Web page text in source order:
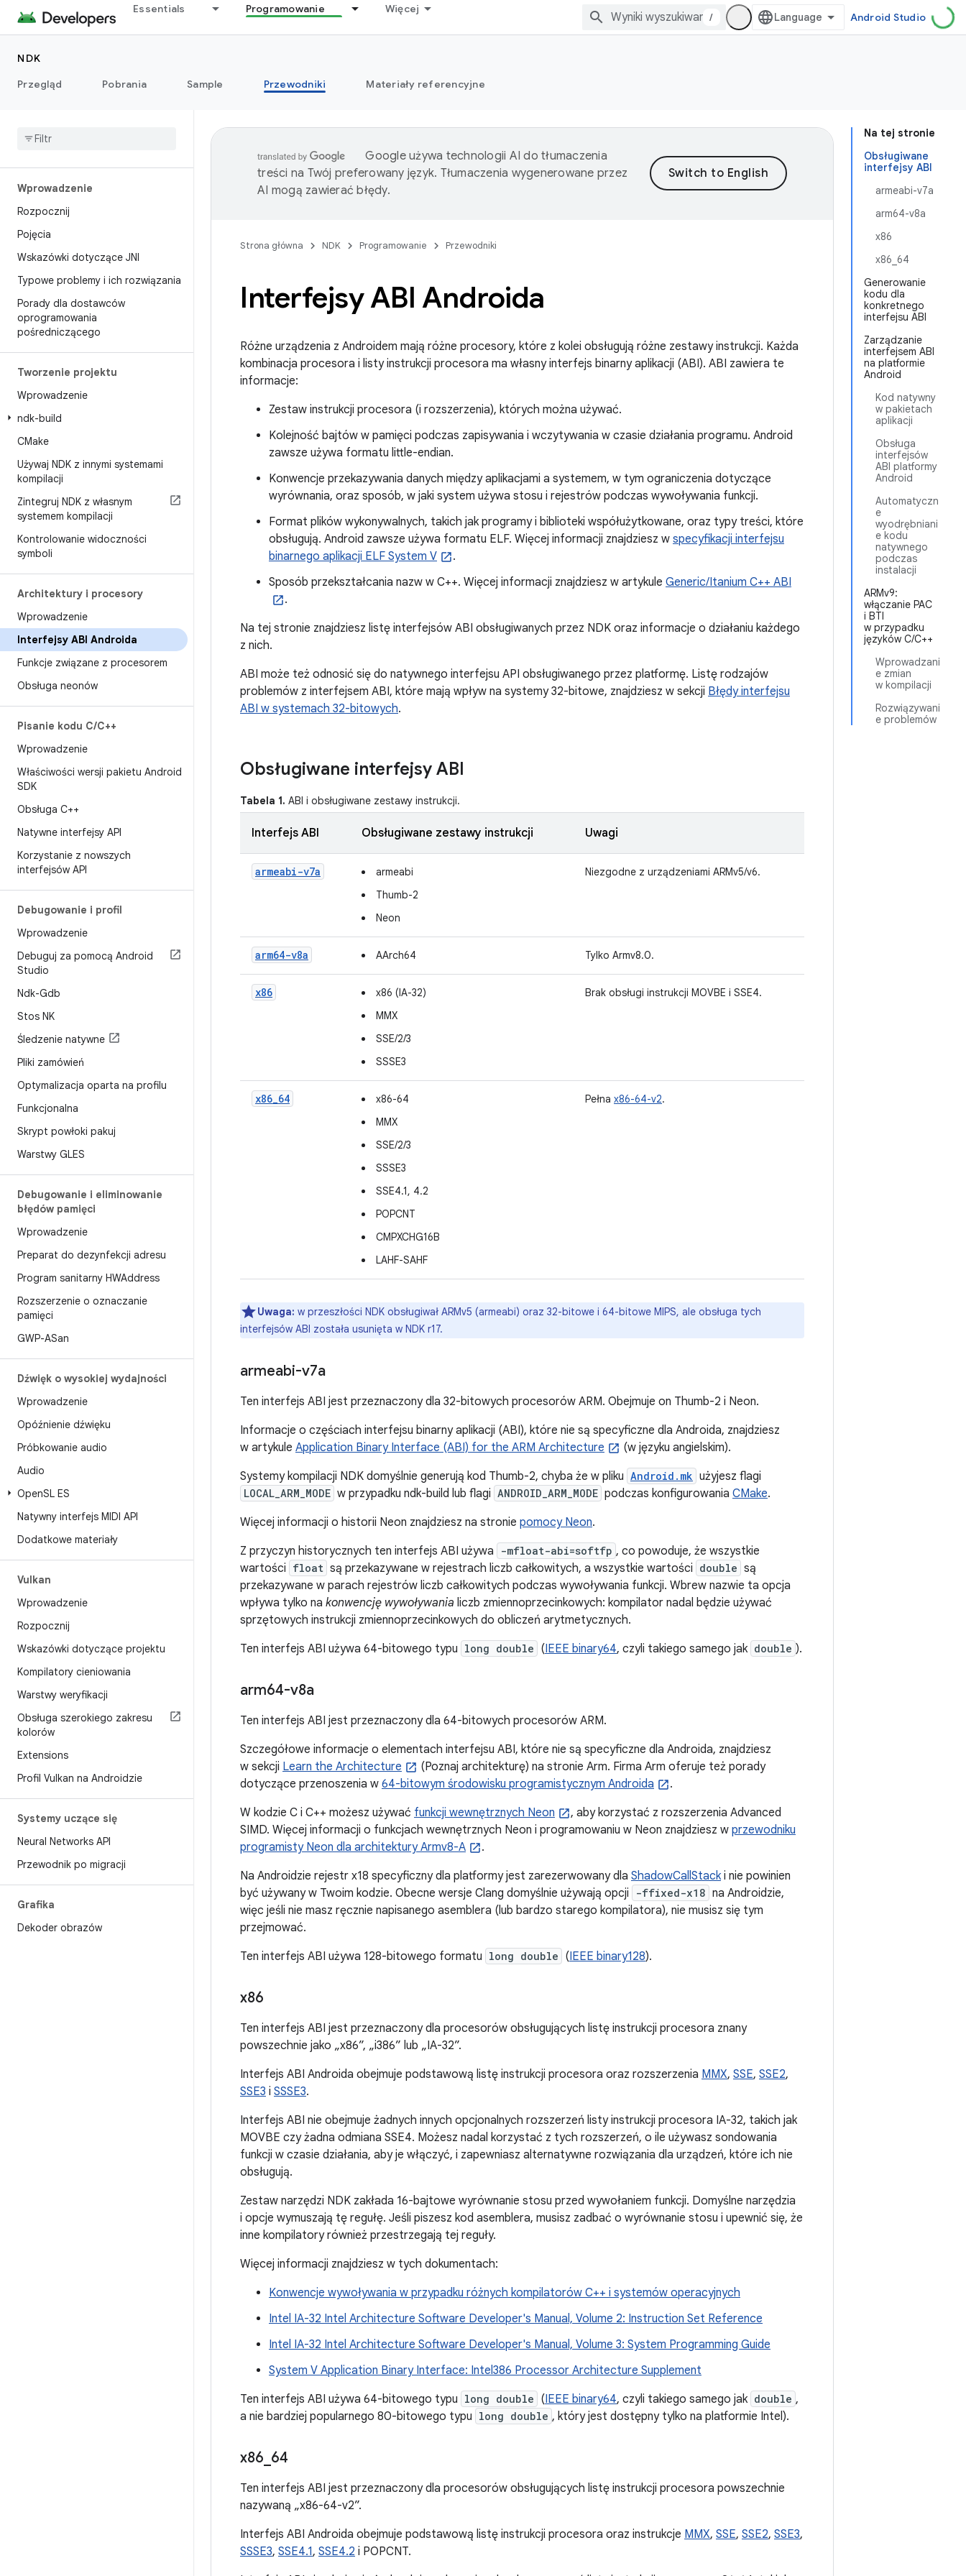
Essentials Programowanie Więcej
/ Android Studio
NDK
Przegląd
Pobrania Sample Przewodniki Materiały referencyjne
Wprowadzenie
Rozpocznij
Pojęcia
Wskazówki dotyczące JNI
Typowe problemy i ich rozwiązania
Porady dla dostawców
oprogramowania
pośredniczącego
Tworzenie projektu
Wprowadzenie
ndk-build
CMake
Używaj NDK z innymi systemami
kompilacji
Zintegruj NDK z własnym
systemem kompilacji
Kontrolowanie widoczności
symboli
Architektury i procesory
Wprowadzenie
Interfejsy ABI Androida
Funkcje związane z procesorem
Obsługa neonów
Pisanie kodu C/C++
Wprowadzenie
Właściwości wersji pakietu Android
SDK
Obsługa C++
Natywne interfejsy API
Korzystanie z nowszych
interfejsów API
Debugowanie i profil
Wprowadzenie
Debuguj za pomocą Android
Studio
Ndk-Gdb
Stos NK
Śledzenie natywne
Pliki zamówień
Optymalizacja oparta na profilu
Funkcjonalna
Skrypt powłoki pakuj
Warstwy GLES
Debugowanie i eliminowanie
błędów pamięci
Wprowadzenie
Preparat do dezynfekcji adresu
Program sanitarny HWAddress
Rozszerzenie o oznaczanie
pamięci
GWP-ASan
Dźwięk o wysokiej wydajności
Wprowadzenie
Opóźnienie dźwięku
Próbkowanie audio
Audio
OpenSL ES
Natywny interfejs MIDI API
Dodatkowe materiały
Vulkan
Wprowadzenie
Rozpocznij
Wskazówki dotyczące projektu
Kompilatory cieniowania
Warstwy weryfikacji
Obsługa szerokiego zakresu
kolorów
Extensions
Profil Vulkan na Androidzie
Systemy uczące się
Neural Networks API
Przewodnik po migracji
Grafika
Dekoder obrazów
Na tej stronie
Obsługiwane
interfejsy ABI
armeabi-v7a
arm64-v8a
x86
x86_64
Generowanie
kodu dla
konkretnego
interfejsu ABI
Zarządzanie
interfejsem ABI
na platformie
Android
Kod natywny
w pakietach
aplikacji
Obsługa
interfejsów
ABI platformy
Android
Automatyczn
e
wyodrębniani
e kodu
natywnego
podczas
instalacji
ARMv9:
włączanie PAC
i BTI
w przypadku
języków C/C++
Wprowadzani
e zmian
w kompilacji
Rozwiązywani
e problemów
Google używa technologii AI do tłumaczenia
treści na Twój preferowany język. Tłumaczenia wygenerowane przez
AI mogą zawierać błędy.
Strona główna NDK Programowanie Przewodniki
Interfejsy ABI Androida
Różne urządzenia z Androidem mają różne procesory, które z kolei obsługują różne zestawy instrukcji. Każda
kombinacja procesora i listy instrukcji procesora ma własny interfejs binarny aplikacji (ABI). ABI zawiera te
informacje:
Zestaw instrukcji procesora (i rozszerzenia), których można używać.
Kolejność bajtów w pamięci podczas zapisywania i wczytywania w czasie działania programu. Android
zawsze używa formatu little-endian.
Konwencje przekazywania danych między aplikacjami a systemem, w tym ograniczenia dotyczące
wyrównania, oraz sposób, w jaki system używa stosu i rejestrów podczas wywoływania funkcji.
Format plików wykonywalnych, takich jak programy i biblioteki współużytkowane, oraz typy treści, które
obsługują. Android zawsze używa formatu ELF. Więcej informacji znajdziesz w specyfikacji interfejsu
binarnego aplikacji ELF System V
.
Sposób przekształcania nazw w C++. Więcej informacji znajdziesz w artykule Generic/Itanium C++ ABI
.
Na tej stronie znajdziesz listę interfejsów ABI obsługiwanych przez NDK oraz informacje o działaniu każdego
z nich.
ABI może też odnosić się do natywnego interfejsu API obsługiwanego przez platformę. Listę rodzajów
problemów z interfejsem ABI, które mają wpływ na systemy 32-bitowe, znajdziesz w sekcji Błędy interfejsu
ABI w systemach 32-bitowych.
Obsługiwane interfejsy ABI
Tabela 1. ABI i obsługiwane zestawy instrukcji.
Interfejs ABI Obsługiwane zestawy instrukcji Uwagi
armeabi-v7a
armeabi
Thumb-2
Neon
Niezgodne z urządzeniami ARMv5/v6.
arm64-v8a AArch64 Tylko Armv8.0.
x86
x86 (IA-32)
MMX
SSE/2/3
SSSE3
Brak obsługi instrukcji MOVBE i SSE4.
x86_64
x86-64
MMX
SSE/2/3
SSSE3
SSE4.1, 4.2
POPCNT
CMPXCHG16B
LAHF-SAHF
Pełna x86-64-v2.
Uwaga: w przeszłości NDK obsługiwał ARMv5 (armeabi) oraz 32-bitowe i 64-bitowe MIPS, ale obsługa tych
interfejsów ABI została usunięta w NDK r17.
armeabi-v7a
Ten interfejs ABI jest przeznaczony dla 32-bitowych procesorów ARM. Obejmuje on Thumb-2 i Neon.
Informacje o częściach interfejsu binarny aplikacji (ABI), które nie są specyficzne dla Androida, znajdziesz
w artykule Application Binary Interface (ABI) for the ARM Architecture
(w języku angielskim).
Systemy kompilacji NDK domyślnie generują kod Thumb-2, chyba że w pliku Android.mk użyjesz flagi
LOCAL_ARM_MODE w przypadku ndk-build lub flagi ANDROID_ARM_MODE podczas konfigurowania CMake.
Więcej informacji o historii Neon znajdziesz na stronie pomocy Neon.
Z przyczyn historycznych ten interfejs ABI używa
-mfloat-abi=softfp , co powoduje, że wszystkie
wartości float są przekazywane w rejestrach liczb całkowitych, a wszystkie wartości double są
przekazywane w parach rejestrów liczb całkowitych podczas wywoływania funkcji. Wbrew nazwie ta opcja
wpływa tylko na konwencję wywoływania liczb zmiennoprzecinkowych: kompilator nadal będzie używać
sprzętowych instrukcji zmiennoprzecinkowych do obliczeń arytmetycznych.
Ten interfejs ABI używa 64-bitowego typu long double (IEEE binary64, czyli takiego samego jak double ).
arm64-v8a
Ten interfejs ABI jest przeznaczony dla 64-bitowych procesorów ARM.
Szczegółowe informacje o elementach interfejsu ABI, które nie są specyficzne dla Androida, znajdziesz
w sekcji Learn the Architecture
(Poznaj architekturę) na stronie Arm. Firma Arm oferuje też porady
dotyczące przenoszenia w 64-bitowym środowisku programistycznym Androida
.
W kodzie C i C++ możesz używać funkcji wewnętrznych Neon
, aby korzystać z rozszerzenia Advanced
SIMD. Więcej informacji o funkcjach wewnętrznych Neon i programowaniu w Neon znajdziesz w przewodniku
programisty Neon dla architektury Armv8-A
.
Na Androidzie rejestr x18 specyficzny dla platformy jest zarezerwowany dla ShadowCallStacki nie powinien
być używany w Twoim kodzie. Obecne wersje Clang domyślnie używają opcji
-ffixed-x18 na Androidzie,
więc jeśli nie masz ręcznie napisanego asemblera (lub bardzo starego kompilatora), nie musisz się tym
przejmować.
Ten interfejs ABI używa 128-bitowego formatu long double (IEEE binary128).
x86
Ten interfejs ABI jest przeznaczony dla procesorów obsługujących listę instrukcji procesora znany
powszechnie jako „x86”, „i386” lub „IA-32”.
Interfejs ABI Androida obejmuje podstawową listę instrukcji procesora oraz rozszerzenia MMX, SSE, SSE2,
SSE3 i SSSE3.
Interfejs ABI nie obejmuje żadnych innych opcjonalnych rozszerzeń listy instrukcji procesora IA-32, takich jak
MOVBE czy żadna odmiana SSE4. Możesz nadal korzystać z tych rozszerzeń, o ile używasz sondowania
funkcji w czasie działania, aby je włączyć, i zapewniasz alternatywne rozwiązania dla urządzeń, które ich nie
obsługują.
Zestaw narzędzi NDK zakłada 16-bajtowe wyrównanie stosu przed wywołaniem funkcji. Domyślne narzędzia
i opcje wymuszają tę regułę. Jeśli piszesz kod asemblera, musisz zadbać o wyrównanie stosu i upewnić się, że
inne kompilatory również przestrzegają tej reguły.
Więcej informacji znajdziesz w tych dokumentach:
Konwencje wywoływania w przypadku różnych kompilatorów C++ i systemów operacyjnych
Intel IA-32 Intel Architecture Software Developer's Manual, Volume 2: Instruction Set Reference
Intel IA-32 Intel Architecture Software Developer's Manual, Volume 3: System Programming Guide
System V Application Binary Interface: Intel386 Processor Architecture Supplement
Ten interfejs ABI używa 64-bitowego typu long double (IEEE binary64, czyli takiego samego jak double ,
a nie bardziej popularnego 80-bitowego typu long double , który jest dostępny tylko na platformie Intel).
x86 64
Ten interfejs ABI jest przeznaczony dla procesorów obsługujących listę instrukcji procesora powszechnie
nazywaną „x86-64-v2”.
Interfejs ABI Androida obejmuje podstawową listę instrukcji procesora oraz instrukcje MMX, SSE, SSE2, SSE3,
SSSE3, SSE4.1, SSE4.2 i POPCNT.